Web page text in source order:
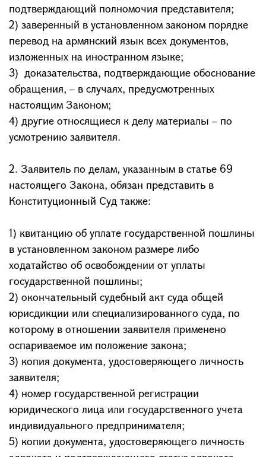
подтверждающий полномочия представителя;
2) заверенный в установленном законом порядке
перевод на армянский язык всех документов,
изложенных на иностранном языке;
3) доказательства, подтверждающие обоснование
обращения, – в случаях, предусмотренных
настоящим Законом;
4) другие относящиеся к делу материалы – по
усмотрению заявителя.
2. Заявитель по делам, указанным в статье 69
настоящего Закона, обязан представить в
Конституционный Суд также:
1) квитанцию об уплате государственной пошлины
в установленном законом размере либо
ходатайство об освобождении от уплаты
государственной пошлины;
2) окончательный судебный акт суда общей
юрисдикции или специализированного суда, по
которому в отношении заявителя применено
оспариваемое им положение закона;
3) копия документа, удостоверяющего личность
заявителя;
4) номер государственной регистрации
юридического лица или государственного учета
индивидуального предпринимателя;
5) копии документа, удостоверяющего личность